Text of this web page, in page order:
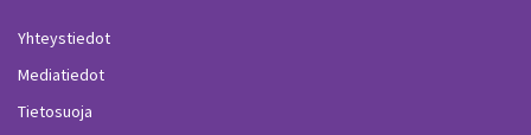
Yhteystiedot
Mediatiedot
Tietosuoja